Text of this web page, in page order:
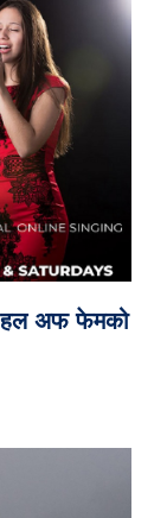
हल अफ फेमको